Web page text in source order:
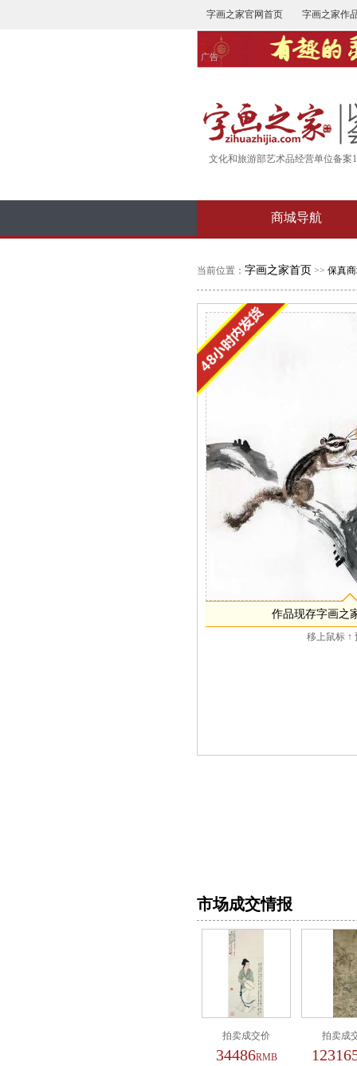
字画之家官网首页 字画之家作
广告
文化和旅游部艺术品经营单位备案
商城导航
当前位置： 字画之家首页 >> 保真
作品现存字画之
移上鼠标 ↑
市场成交情报
拍卖成交价
34486RMB
拍卖成